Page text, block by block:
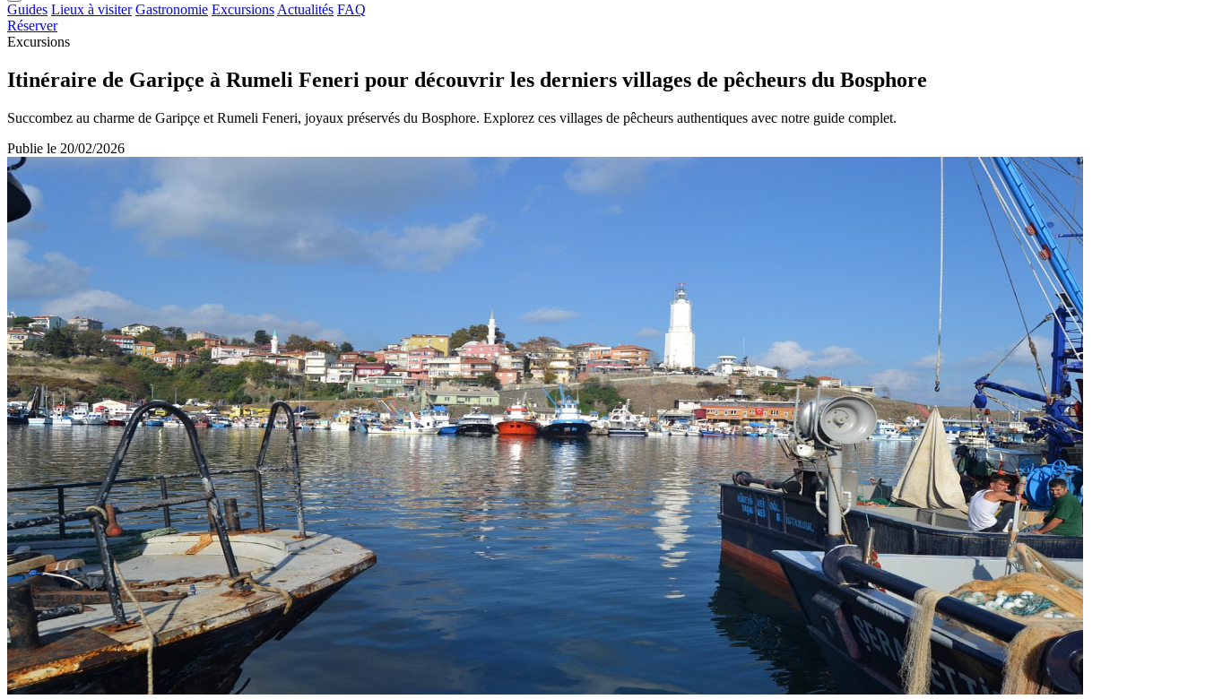
Guides Lieux à visiter Gastronomie Excursions Actualités FAQ
Réserver
Excursions
Itinéraire de Garipçe à Rumeli Feneri pour découvrir les derniers villages de pêcheurs du Bosphore
Succombez au charme de Garipçe et Rumeli Feneri, joyaux préservés du Bosphore. Explorez ces villages de pêcheurs authentiques avec notre guide complet.
Publie le 20/02/2026